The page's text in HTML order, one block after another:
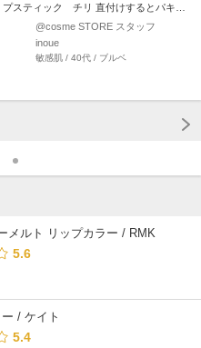
プスティック チリ 直付けするとパキッ
@cosme STORE スタッフ
inoue
敏感肌 / 40代 / ブルベ
メルト リップカラー / RMK
5.6
/ ケイト
5.4